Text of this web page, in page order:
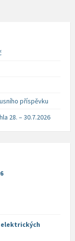
příspěvku
28. – 30.7.2026
elektrických